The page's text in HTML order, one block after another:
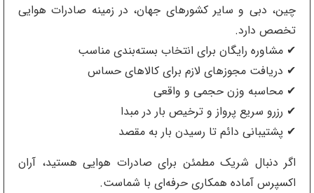
چین، دبی و سایر کشورهای جهان، در زمینه صادرات هوایی
تخصص دارد.
✔ مشاوره رایگان برای انتخاب بسته‌بندی مناسب
✔ دریافت مجوزهای لازم برای کالاهای حساس
✔ محاسبه وزن حجمی و واقعی
✔ رزرو سریع پرواز و ترخیص بار در مبدا
✔ پشتیبانی دائم تا رسیدن بار به مقصد
اگر دنبال شریک مطمئن برای صادرات هوایی هستید، آران
اکسپرس آماده همکاری حرفه‌ای با شماست.